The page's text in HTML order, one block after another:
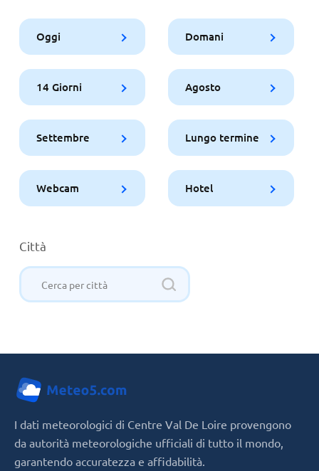
Oggi Domani
14 Giorni Agosto
Settembre Lungo termine
Webcam Hotel
Città
I dati meteorologici di Centre Val De Loire provengono
da autorità meteorologiche ufficiali di tutto il mondo,
garantendo accuratezza e affidabilità.